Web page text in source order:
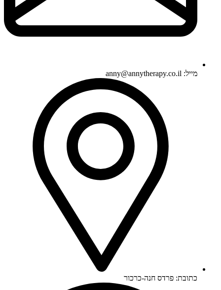
מייל: anny@annytherapy.co.il
כתובת: פרדס חנה-כרכור